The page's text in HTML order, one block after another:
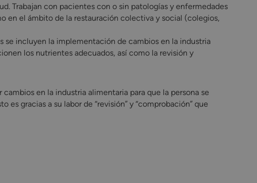
Trabajan con pacientes con o sin patologías y enfermedades
en el ámbito de la restauración colectiva y social (colegios,
se incluyen la implementación de cambios en la industria
los nutrientes adecuados, así como la revisión y
en la industria alimentaria para que la persona se
gracias a su labor de “revisión” y “comprobación” que